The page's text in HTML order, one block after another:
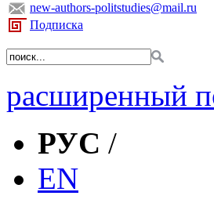
new-authors-politstudies@mail.ru
Подписка
расширенный
РУС /
EN